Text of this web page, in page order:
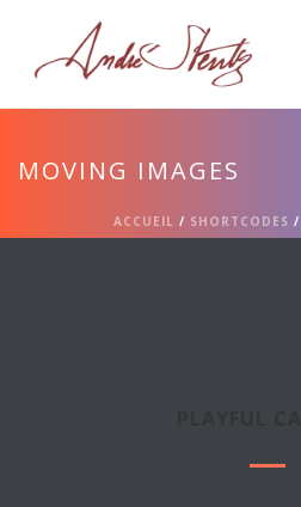
MOVING IMAGES
ACCUEIL / SHORTCODES /